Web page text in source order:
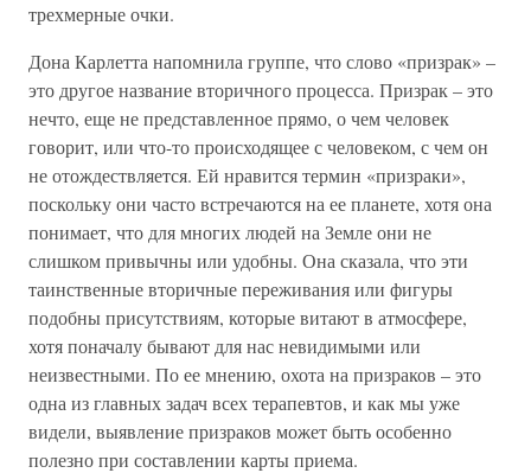
трехмерные очки.
Дона Карлетта напомнила группе, что слово «призрак» –
это другое название вторичного процесса. Призрак – это
нечто, еще не представленное прямо, о чем человек
говорит, или что-то происходящее с человеком, с чем он
не отождествляется. Ей нравится термин «призраки»,
поскольку они часто встречаются на ее планете, хотя она
понимает, что для многих людей на Земле они не
слишком привычны или удобны. Она сказала, что эти
таинственные вторичные переживания или фигуры
подобны присутствиям, которые витают в атмосфере,
хотя поначалу бывают для нас невидимыми или
неизвестными. По ее мнению, охота на призраков – это
одна из главных задач всех терапевтов, и как мы уже
видели, выявление призраков может быть особенно
полезно при составлении карты приема.